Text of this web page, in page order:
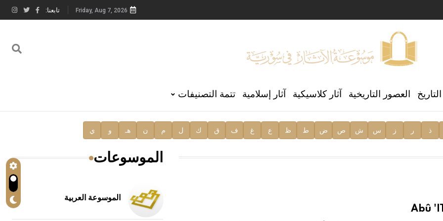
العالمي للغة العربية
Friday, Aug 7, 2026 تابعنا:
العصور التاريخية آثار كلاسيكية آثار إسلامية تتمة التصنيفات
ذ ر ز س ش ص ض ط ظ ع غ ف ق ك ل م ن هـ و ي
Abû
الموسوعات
الموسوعة العربية